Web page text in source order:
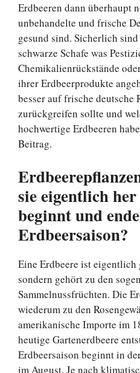
Erdbeeren dann überhaupt
unbehandelte und frische
gesund sind. Sicherlich
schwarze Schafe was
Chemikalienrückstände
ihrer Erdbeerprodukte
besser auf frische deutsche
zurückgreifen sollte und
hochwertige Erdbeeren
Beitrag.
sie eigentlich
beginnt und
Erdbeersaison?
Eine Erdbeere ist eigentlich
sondern gehört zu den
Sammelnussfrüchten. Die
wiederum zu den
amerikanische Importe im
heutige Gartenerdbeere
Erdbeersaison beginnt in
im August. Je nach